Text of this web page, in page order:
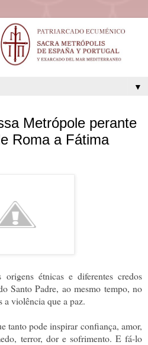
▼
Metrópole perante
Roma a Fátima
origens étnicas e diferentes credos
Santo Padre, ao mesmo tempo, no
a violência que a paz.
tanto pode inspirar confiança, amor,
terror, dor e sofrimento. E fá-lo